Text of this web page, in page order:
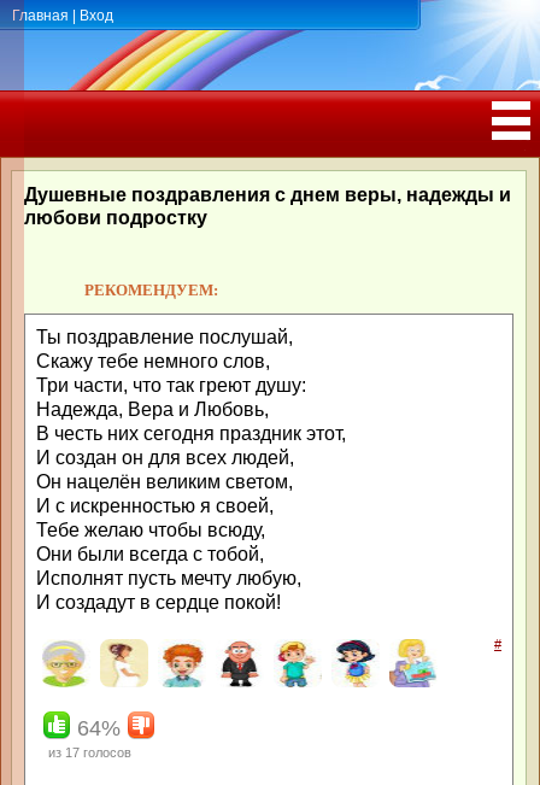
Главная Вход
РОЖДЕНИЯ, ЮБИЛЕЕМ
Душевные поздравления с днем веры, надежды и
любови подростку
РЕКОМЕНДУЕМ:
Ты поздравление послушай,
Скажу тебе немного слов,
Три части, что так греют душу:
Надежда, Вера и Любовь,
В честь них сегодня праздник этот,
И создан он для всех людей,
Он нацелён великим светом,
И с искренностью я своей,
Тебе желаю чтобы всюду,
Они были всегда с тобой,
Исполнят пусть мечту любую,
И создадут в сердце покой!
#
64%
из 17 голосов